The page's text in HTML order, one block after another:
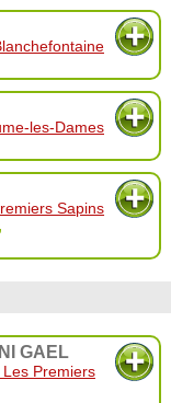
les-Dames
Sapins
GAEL
Les Premiers